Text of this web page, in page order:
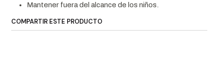
Mantener fuera del alcance de los niños.
COMPARTIR ESTE PRODUCTO